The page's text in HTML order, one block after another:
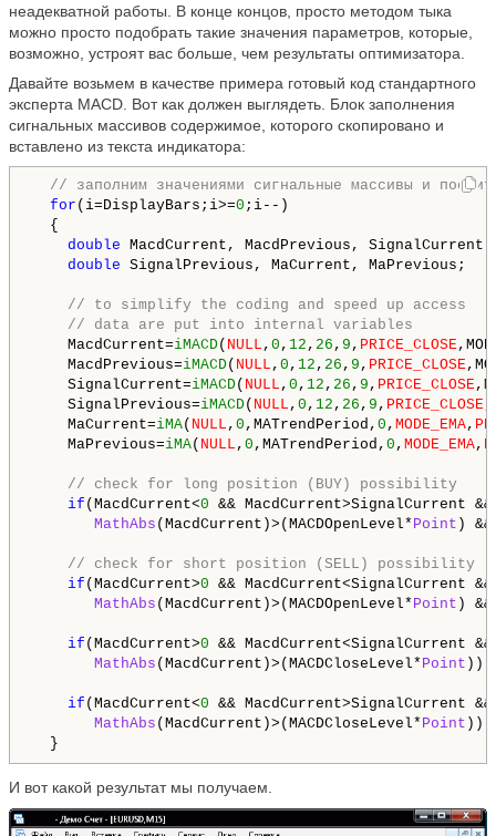
неадекватной работы. В конце концов, просто методом тыка
можно просто подобрать такие значения параметров, которые,
возможно, устроят вас больше, чем результаты оптимизатора.
Давайте возьмем в качестве примера готовый код стандартного
эксперта MACD. Вот как должен выглядеть. Блок заполнения
сигнальных массивов содержимое, которого скопировано и
вставлено из текста индикатора:
// заполним значениями сигнальные массивы и
for (i=DisplayBars;i>=0 ;i--)
{
double MacdCurrent, MacdPrevious, SignalCurrent;
double SignalPrevious, MaCurrent, MaPrevious;
// to simplify the coding and speed up access
// data are put into internal variables
MacdCurrent=iMACD( NULL , 0 , 12 , 26 , 9 , PRICE_CLOSE
MacdPrevious=iMACD( NULL , 0 , 12 , 26 , 9 , PRICE_CLOSE
SignalCurrent=iMACD( NULL , 0 , 12 , 26 , 9 , PRICE_CLOSE
SignalPrevious=iMACD( NULL , 0 , 12 , 26 , 9 , PRICE_CLOSE
MaCurrent=iMA( NULL , 0 ,MATrendPeriod, 0 , MODE_EMA,
MaPrevious=iMA( NULL , 0 ,MATrendPeriod, 0 , MODE_EMA,
// check for long position (BUY) possibility
if (MacdCurrent<0 && MacdCurrent>SignalCurrent
MathAbs (MacdCurrent)>(MACDOpenLevel* Point )
// check for short position (SELL) possibility
if (MacdCurrent>0 && MacdCurrent<SignalCurrent
MathAbs (MacdCurrent)>(MACDOpenLevel* Point )
if (MacdCurrent>0 && MacdCurrent<SignalCurrent
MathAbs (MacdCurrent)>(MACDCloseLevel* Point ))
if (MacdCurrent<0 && MacdCurrent>SignalCurrent
MathAbs (MacdCurrent)>(MACDCloseLevel* Point ))
}
И вот какой результат мы получаем.